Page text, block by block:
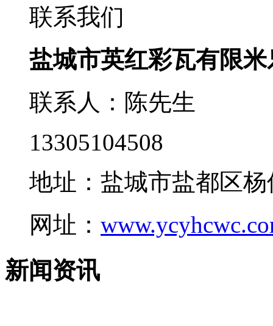
联系我们
盐城市英红彩瓦有限
联系人：陈先生
13305104508
地址：盐城市盐都区
网址：
新闻资讯